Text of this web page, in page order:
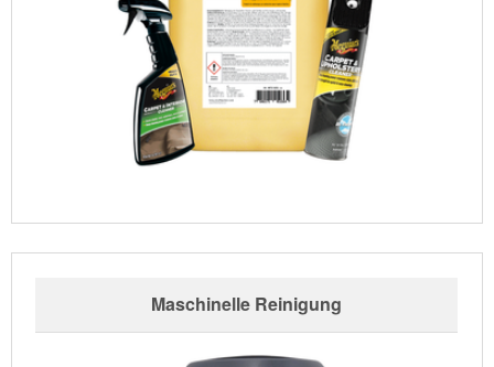
Maschinelle Reinigung